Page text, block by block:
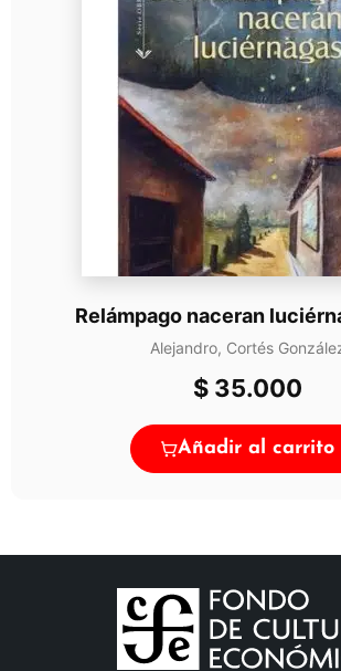
Relámpago naceran
Alejandro, Cortés
$35.000
Añadir al carrito